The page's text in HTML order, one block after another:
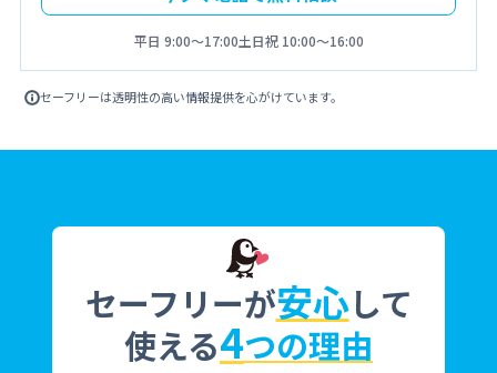
平日 9:00〜17:00土日祝 10:00〜16:00
セーフリーは透明性の高い情報提供を心がけています。
セーフリーが安心して
使える4つの理由